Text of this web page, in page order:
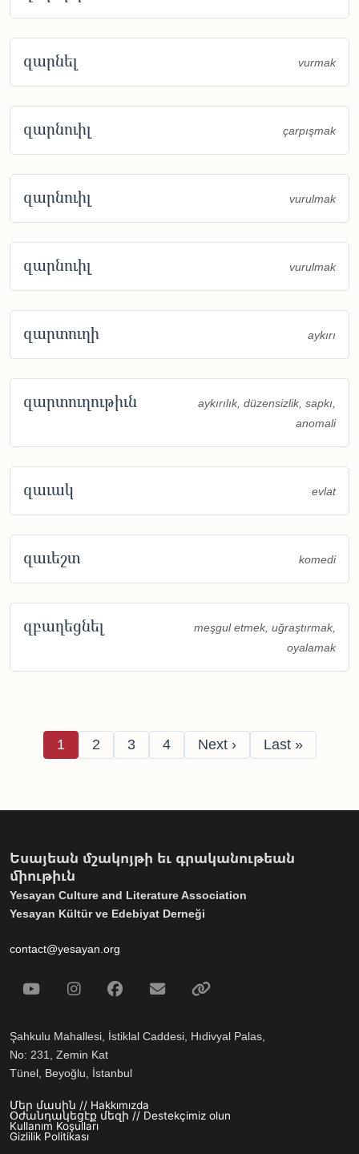
զարնել vurmak
զարնուիլ çarpışmak
զարնուիլ vurulmak
զարնուիլ vurulmak
զարտուղի aykırı
զարտուղութիւն
aykırılık, düzensizlik, sapkı,
anomali
զաւակ evlat
զաւեշտ komedi
զբաղեցնել
meşgul etmek, uğraştırmak,
oyalamak
Pagination
Page
1 Page
2 Page
3 Page
4 Next page
Next › Last page
Last »
Եսայեան մշակոյթի եւ գրականութեան
միութիւն
Yesayan Culture and Literature Association
Yesayan Kültür ve Edebiyat Derneği
contact@yesayan.org
Social Media
YoutubeInstagramFacebook
Email
Şahkulu Mahallesi, İstiklal Caddesi, Hıdivyal Palas,
No: 231, Zemin Kat
Tünel, Beyoğlu, İstanbul
Footer menu
Մեր մասին // Hakkımızda
Օժանդակեցէք մեզի // Destekçimiz olun
Kullanım Koşulları
Gizlilik Politikası